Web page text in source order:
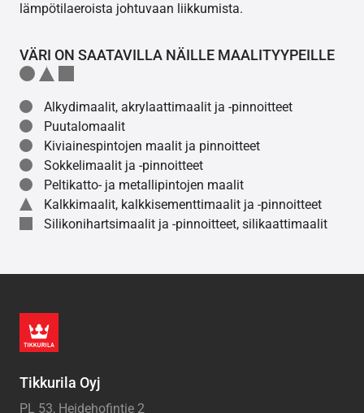
lämpötilaeroista johtuvaan liikkumista.
VÄRI ON SAATAVILLA NÄILLE MAALITYYPEILLE
Alkydimaalit, akrylaattimaalit ja -pinnoitteet
Puutalomaalit
Kiviainespintojen maalit ja pinnoitteet
Sokkelimaalit ja -pinnoitteet
Peltikatto- ja metallipintojen maalit
Kalkkimaalit, kalkkisementtimaalit ja -pinnoitteet
Silikonihartsimaalit ja -pinnoitteet, silikaattimaalit
Tikkurila Oyj
PL 53, Heidehofintie 2